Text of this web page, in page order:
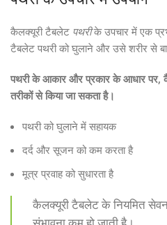
कैलक्यूरी टैबलेट पथरीके उपचार में एक
टैबलेट पथरी को घुलाने और उसे शरीर से
पथरी के आकार और प्रकार के आधार पर,
तरीकों से किया जा सकता है।
पथरी को घुलाने में सहायक
दर्द और सूजन को कम करता है
मूत्र प्रवाह को सुधारता है
कैलक्यूरी टैबलेट के नियमित सेवन